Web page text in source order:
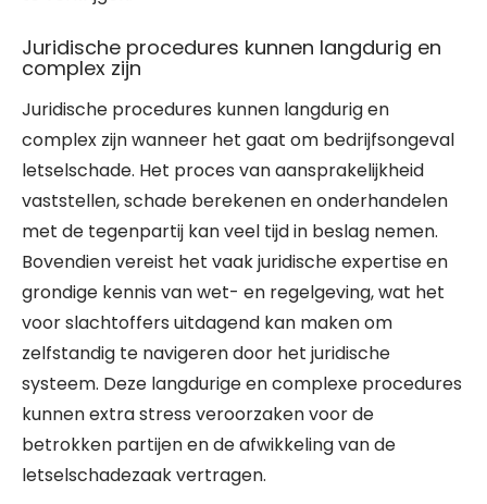
Juridische procedures kunnen langdurig en
complex zijn
Juridische procedures kunnen langdurig en
complex zijn wanneer het gaat om bedrijfsongeval
letselschade. Het proces van aansprakelijkheid
vaststellen, schade berekenen en onderhandelen
met de tegenpartij kan veel tijd in beslag nemen.
Bovendien vereist het vaak juridische expertise en
grondige kennis van wet- en regelgeving, wat het
voor slachtoffers uitdagend kan maken om
zelfstandig te navigeren door het juridische
systeem. Deze langdurige en complexe procedures
kunnen extra stress veroorzaken voor de
betrokken partijen en de afwikkeling van de
letselschadezaak vertragen.